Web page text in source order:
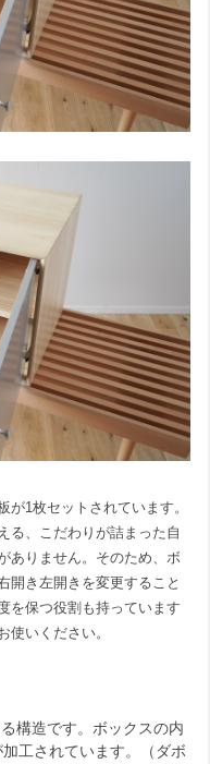
が1枚セットされています。
る、こだわりが詰まった自
ありません。そのため、ボ
開き左開きを変更すること
を保つ役割も持っています
使いください。
構造です。ボックスの内
工されています。（ダボ